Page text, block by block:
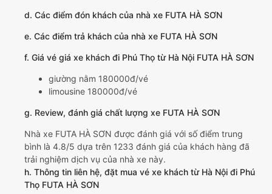
d. Các điểm đón khách của nhà xe FUTA HÀ SƠN
e. Các điểm trả khách của nhà xe FUTA HÀ SƠN
f. Giá vé giá xe khách đi Phú Thọ từ Hà Nội FUTA HÀ SƠN
giường nằm 180000đ/vé
limousine 180000đ/vé
g. Review, đánh giá chất lượng xe FUTA HÀ SƠN
Nhà xe FUTA HÀ SƠN được đánh giá với số điểm trung
bình là 4.8/5 dựa trên 1233 đánh giá của khách hàng đã
trải nghiệm dịch vụ của nhà xe này.
h. Thông tin liên hệ, đặt mua vé xe khách từ Hà Nội đi Phú
Thọ FUTA HÀ SƠN